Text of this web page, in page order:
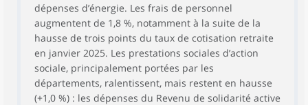
dépenses d’énergie. Les frais de personnel
augmentent de 1,8 %, notamment à la suite de la
hausse de trois points du taux de cotisation retraite
en janvier 2025. Les prestations sociales d’action
sociale, principalement portées par les
départements, ralentissent, mais restent en hausse
(+1,0 %) : les dépenses du Revenu de solidarité active